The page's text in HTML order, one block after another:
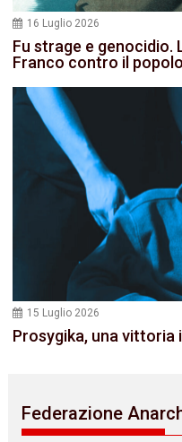
16 Luglio 2026
Fu strage e genocidio.
Franco contro il
15 Luglio 2026
Prosygika, una vittoria
Federazione